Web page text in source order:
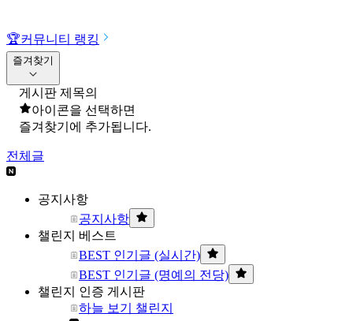
🏆커뮤니티 랭킹
즐겨찾기
게시판 제목의
아이콘을 선택하면
즐겨찾기에 추가됩니다.
전체글
공지사항
공지사항
챌린지 베스트
BEST 인기글 (실시간)
BEST 인기글 (명예의 전당)
챌린지 인증 게시판
하늘 보기 챌린지